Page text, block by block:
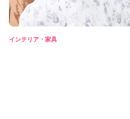
インテリア・家具